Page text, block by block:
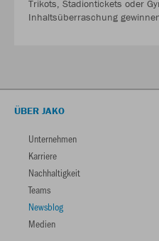
Trikots, Stadiontickets oder
Inhaltsüberraschung
ÜBER JAKO
Unternehmen
Karriere
Nachhaltigkeit
Teams
Newsblog
Medien